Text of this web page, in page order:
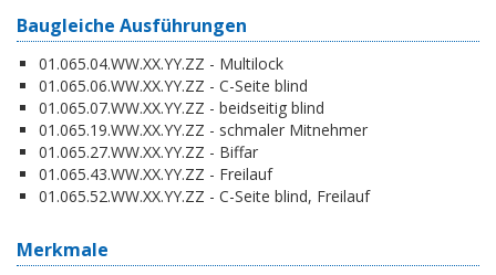
Baugleiche Ausführungen
01.065.04.WW.XX.YY.ZZ - Multilock
01.065.06.WW.XX.YY.ZZ - C-Seite blind
01.065.07.WW.XX.YY.ZZ - beidseitig blind
01.065.19.WW.XX.YY.ZZ - schmaler Mitnehmer
01.065.27.WW.XX.YY.ZZ - Biffar
01.065.43.WW.XX.YY.ZZ - Freilauf
01.065.52.WW.XX.YY.ZZ - C-Seite blind, Freilauf
Merkmale